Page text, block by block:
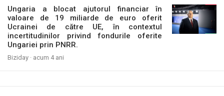
Ungaria a blocat ajutorul financiar în
valoare de 19 miliarde de euro oferit
Ucrainei de către UE, în contextul
incertitudinilor privind fondurile oferite
Ungariei prin PNRR.
Biziday · acum 4 ani